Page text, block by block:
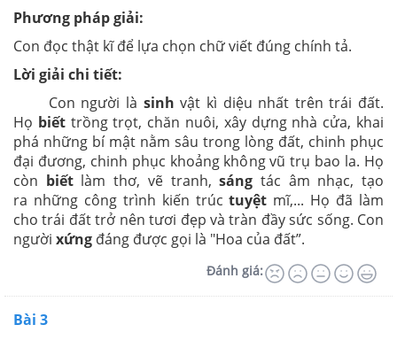
Phương pháp giải:
Con đọc thật kĩ để lựa chọn chữ viết đúng chính tả.
Lời giải chi tiết:
Con người là sinh vật kì diệu nhất trên trái đất.
Họ biếttrồng trọt, chăn nuôi, xây dựng nhà cửa, khai
phá những bí mật nằm sâu trong lòng đất, chinh phục
đại đương, chinh phục khoảng không vũ trụ bao la. Họ
còn biếtlàm thơ, vẽ tranh,sáng tác âm nhạc, tạo
ra những công trình kiến trúctuyệt mĩ,... Họ đã làm
cho trái đất trở nên tươi đẹp và tràn đầy sức sống. Con
người xứng đáng được gọi là "Hoa của đất”.
Đánh giá:
Bài 3